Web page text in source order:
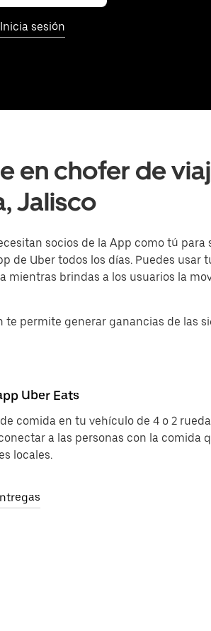
sesión
en chofer de
Jalisco
socios de la App como tú para
de Uber todos los días. Puedes usar
mientras brindas a los usuarios la
te permite generar ganancias de las
Uber Eats
comida en tu vehículo de 4 o 2
a las personas con la comida
locales.